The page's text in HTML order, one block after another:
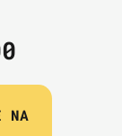
ΝΑ